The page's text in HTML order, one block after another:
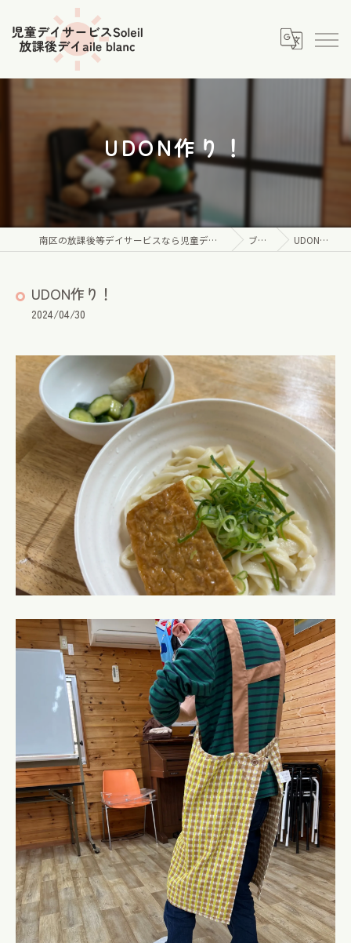
UDON作り！
南区の放課後等デイサービスなら児童デイサービス Soleil ブログ UDON作り！
UDON作り！
2024/04/30